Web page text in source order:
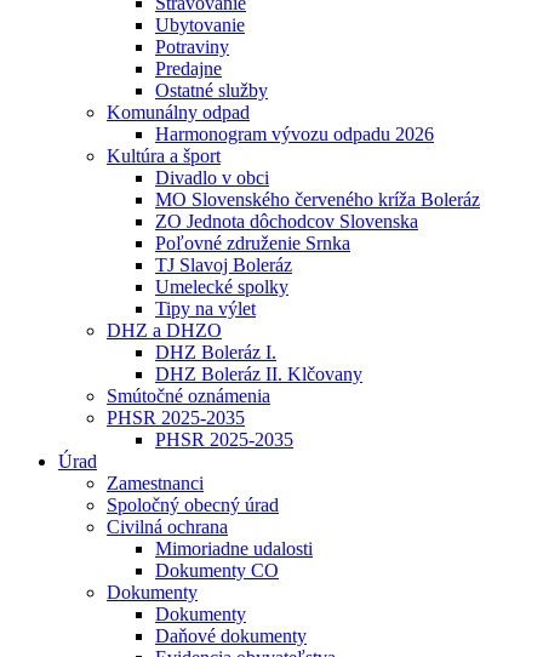
Ubytovanie
Potraviny
Predajne
Ostatné služby
Komunálny odpad
Harmonogram vývozu odpadu 2026
Kultúra a šport
Divadlo v obci
MO Slovenského červeného kríža Boleráz
ZO Jednota dôchodcov Slovenska
Poľovné združenie Srnka
TJ Slavoj Boleráz
Umelecké spolky
Tipy na výlet
DHZ a DHZO
DHZ Boleráz I.
DHZ Boleráz II. Klčovany
Smútočné oznámenia
PHSR 2025-2035
PHSR 2025-2035
Úrad
Zamestnanci
Spoločný obecný úrad
Civilná ochrana
Mimoriadne udalosti
Dokumenty CO
Dokumenty
Dokumenty
Daňové dokumenty